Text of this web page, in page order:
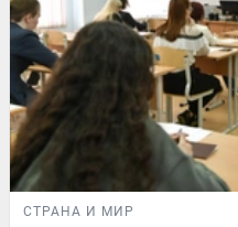
СТРАНА И МИР